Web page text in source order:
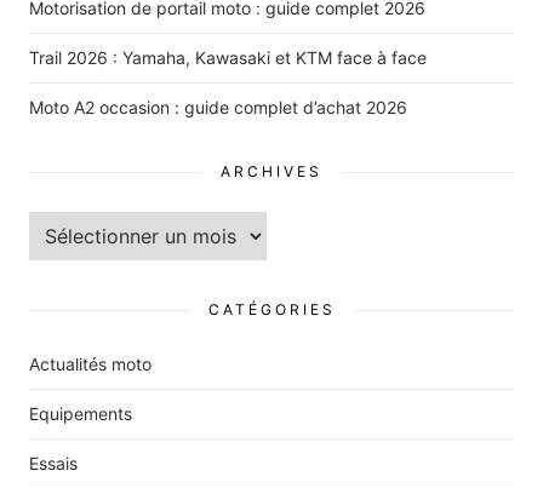
Motorisation de portail moto : guide complet 2026
Trail 2026 : Yamaha, Kawasaki et KTM face à face
Moto A2 occasion : guide complet d’achat 2026
ARCHIVES
Archives
CATÉGORIES
Actualités moto
Equipements
Essais